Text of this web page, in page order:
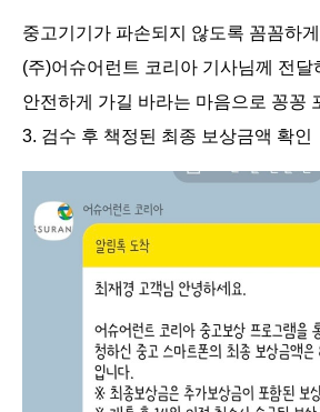
중고기기가 파손되지 않도록 꼼꼼하
(주)어슈어런트 코리아 기사님께 전달
안전하게 가길 바라는 마음으로 꽁꽁
3. 검수 후 책정된 최종 보상금액 확인